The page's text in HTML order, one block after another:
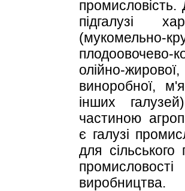
промисловість.
підгалузі
(мукомельно-
олійно-
виноробної,
інших
частиною
є галузі
для сільського
виробництва.